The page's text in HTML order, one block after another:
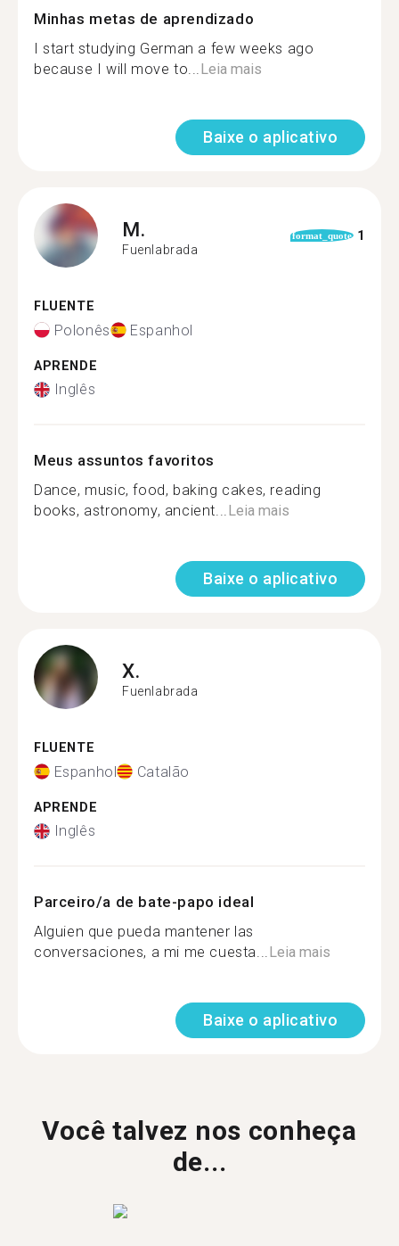
Minhas metas de aprendizado
I start studying German a few weeks ago
because I will move to...Leia mais
Baixe o aplicativo
M.
Fuenlabrada
format_quote 1
FLUENTE
Polonês Espanhol
APRENDE
Inglês
Meus assuntos favoritos
Dance, music, food, baking cakes, reading
books, astronomy, ancient...Leia mais
Baixe o aplicativo
X.
Fuenlabrada
FLUENTE
Espanhol Catalão
APRENDE
Inglês
Parceiro/a de bate-papo ideal
Alguien que pueda mantener las
conversaciones, a mi me cuesta...Leia mais
Baixe o aplicativo
Você talvez nos conheça
de...